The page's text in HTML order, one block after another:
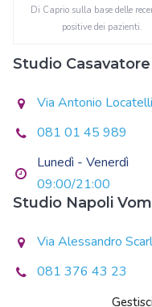
Di Caprio sulla base delle
positive dei pazienti.
Studio
Via Antonio
081 01 45 989
Lunedì - Venerdì
09:00/21:00
Studio Napoli
Via Alessandro
081 376 43 23
Lunedì - Giovedì